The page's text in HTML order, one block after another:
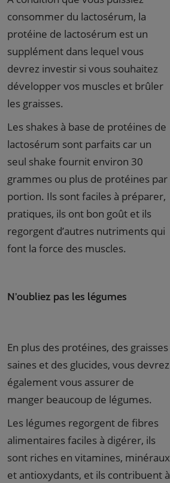
consommer du lactosérum, la
protéine de lactosérum est un
supplément dans lequel vous
devrez investir si vous souhaitez
développer vos muscles et brûler
les graisses.
Les shakes à base de protéines de
lactosérum sont parfaits car un
seul shake fournit environ 30
grammes ou plus de protéines par
portion. Ils sont faciles à préparer,
pratiques, ils ont bon goût et ils
regorgent d’autres nutriments qui
font la force des muscles.
N’oubliez pas les légumes
En plus des protéines, des graisses
saines et des glucides, vous devrez
également vous assurer de
manger beaucoup de légumes.
Les légumes regorgent de fibres
alimentaires faciles à digérer, ils
sont riches en vitamines, minéraux
et antioxydants, et ils contribuent à